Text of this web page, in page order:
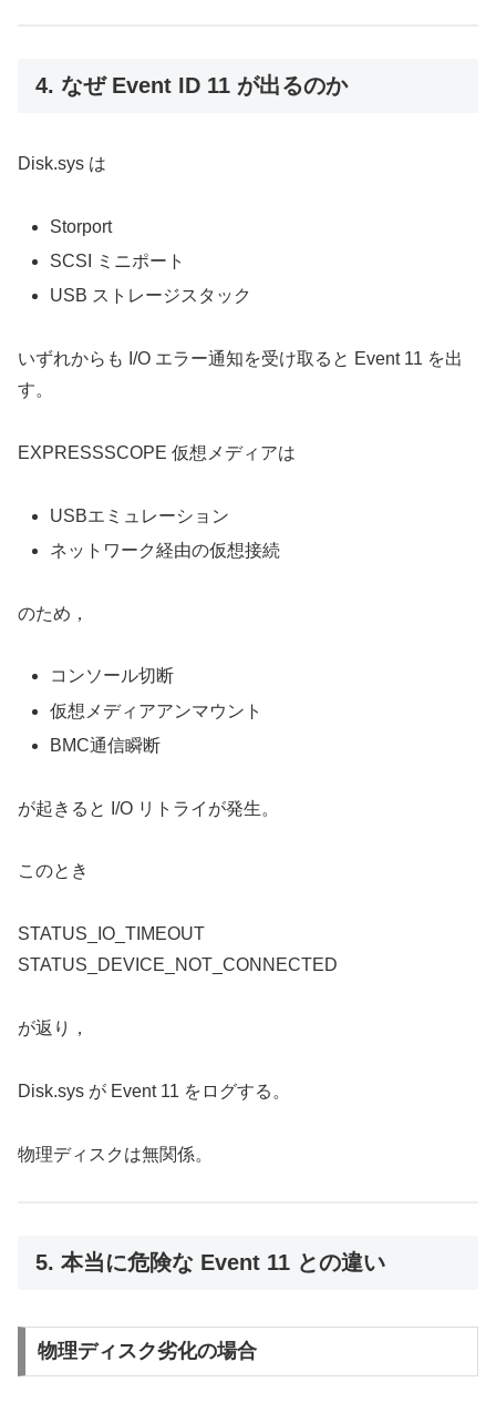
4. なぜ Event ID 11 が出るのか
Disk.sys は
Storport
SCSI ミニポート
USB ストレージスタック
いずれからも I/O エラー通知を受け取ると Event 11 を出
す。
EXPRESSSCOPE 仮想メディアは
USBエミュレーション
ネットワーク経由の仮想接続
のため，
コンソール切断
仮想メディアアンマウント
BMC通信瞬断
が起きると I/O リトライが発生。
このとき
STATUS_IO_TIMEOUT
STATUS_DEVICE_NOT_CONNECTED
が返り，
Disk.sys が Event 11 をログする。
物理ディスクは無関係。
5. 本当に危険な Event 11 との違い
物理ディスク劣化の場合